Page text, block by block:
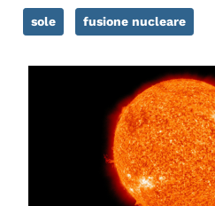
sole fusione nucleare